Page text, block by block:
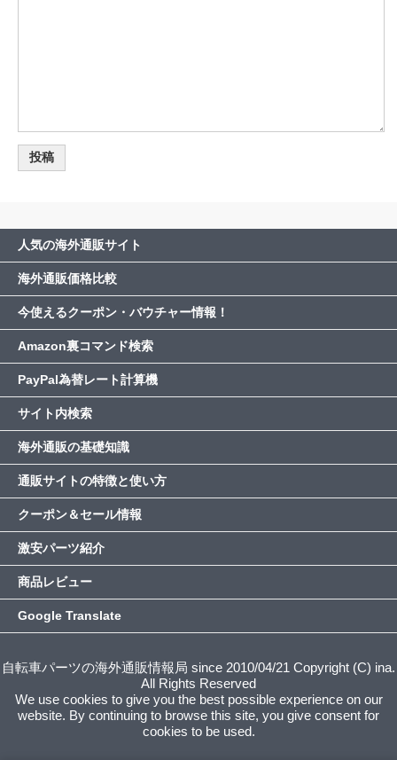
人気の海外通販サイト
海外通販価格比較
今使えるクーポン・バウチャー情報！
Amazon裏コマンド検索
PayPal為替レート計算機
サイト内検索
海外通販の基礎知識
通販サイトの特徴と使い方
クーポン＆セール情報
激安パーツ紹介
商品レビュー
Google Translate
自転車パーツの海外通販情報局 since 2010/04/21 Copyright (C) ina.
All Rights Reserved
We use cookies to give you the best possible experience on our
website. By continuing to browse this site, you give consent for
cookies to be used.